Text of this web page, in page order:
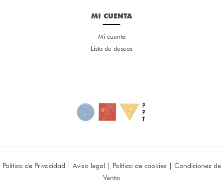
MI CUENTA
Mi cuenta
Lista de deseos
Política de Privacidad | Aviso legal| Política de cookies | Condiciones de
Venta